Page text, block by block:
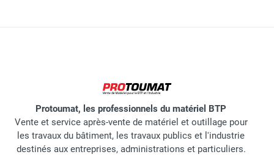
Protoumat, les professionnels du matériel BTP
Vente et service après-vente de matériel et outillage pour
les travaux du bâtiment, les travaux publics et l'industrie
destinés aux entreprises, administrations et particuliers.